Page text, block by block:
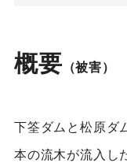
概要 （被害）
下筌ダムと松原ダ
本の流木が流入し